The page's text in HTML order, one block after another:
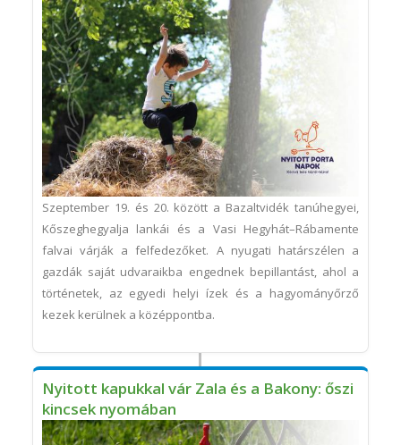
Szeptember 19. és 20. között a Bazaltvidék tanúhegyei,
Kőszeghegyalja lankái és a Vasi Hegyhát–Rábamente
falvai várják a felfedezőket. A nyugati határszélen a
gazdák saját udvaraikba engednek bepillantást, ahol a
történetek, az egyedi helyi ízek és a hagyományőrző
kezek kerülnek a középpontba.
Nyitott kapukkal vár Zala és a Bakony: őszi
kincsek nyomában